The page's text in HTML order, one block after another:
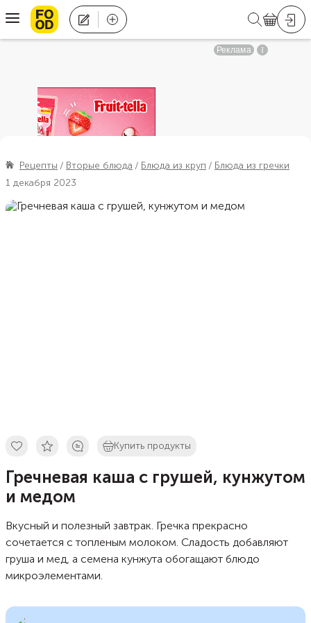
Рецепты Вторые блюда Блюда из круп
Блюда из гречки
1 декабря 2023
Купить продукты
Гречневая каша с грушей, кунжутом
и медом
Вкусный и полезный завтрак. Гречка прекрасно
сочетается с топленым молоком. Сладость добавляют
груша и мед, а семена кунжута обогащают блюдо
микроэлементами.